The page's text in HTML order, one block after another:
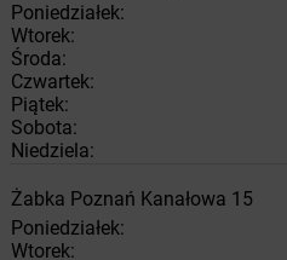
Poniedziałek:
Wtorek:
Środa:
Czwartek:
Piątek:
Sobota:
Niedziela:
Żabka Poznań Kanałowa 15
Poniedziałek:
Wtorek: